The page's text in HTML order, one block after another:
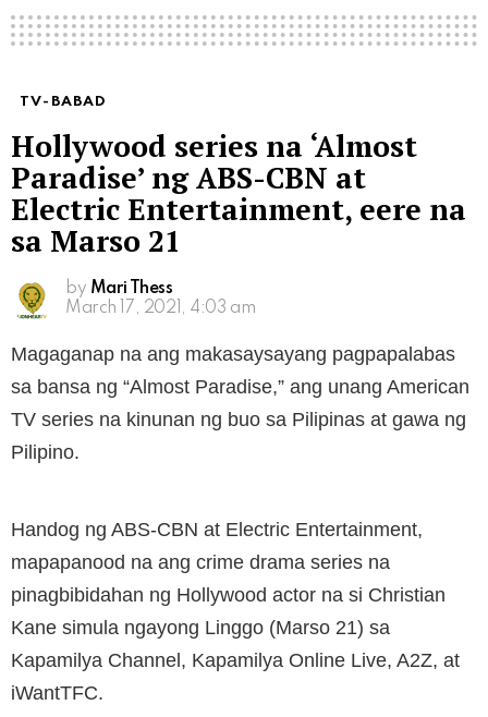
TV-BABAD
Hollywood series na ‘Almost
Paradise’ ng ABS-CBN at
Electric Entertainment, eere na
sa Marso 21
by Mari Thess
March 17, 2021, 4:03 am
Magaganap na ang makasaysayang pagpapalabas
sa bansa ng “Almost Paradise,” ang unang American
TV series na kinunan ng buo sa Pilipinas at gawa ng
Pilipino.
Handog ng ABS-CBN at Electric Entertainment,
mapapanood na ang crime drama series na
pinagbibidahan ng Hollywood actor na si Christian
Kane simula ngayong Linggo (Marso 21) sa
Kapamilya Channel, Kapamilya Online Live, A2Z, at
iWantTFC.